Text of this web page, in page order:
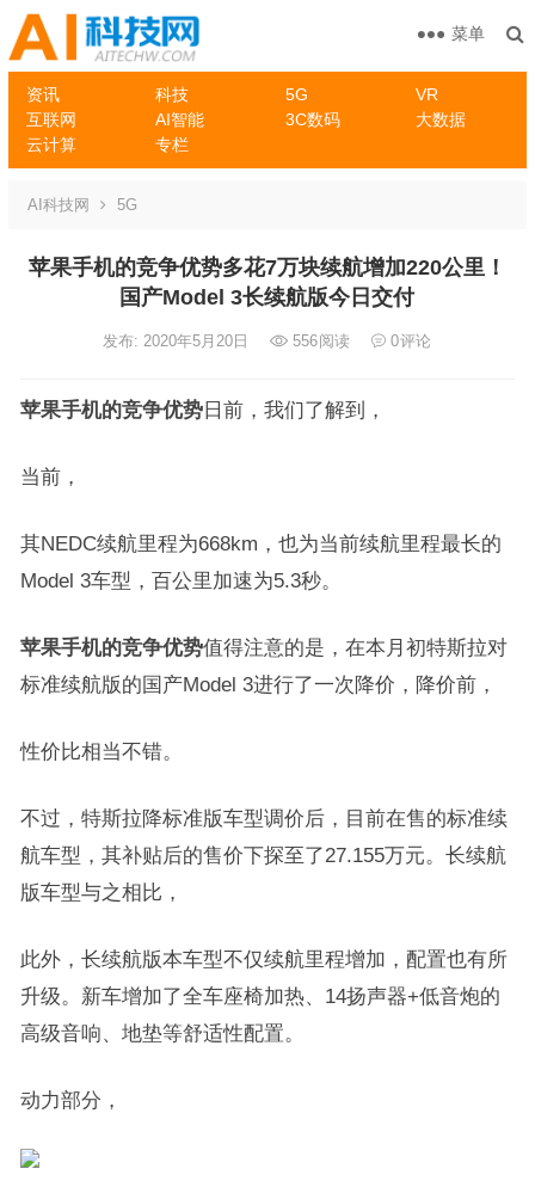
资讯 科技 5G
VR
互联网
AI智能 3C数码
大数据
云计算
专栏
菜单
AI科技网 5G
苹果手机的竞争优势多花7万块续航增加220公里！
国产Model 3长续航版今日交付
发布: 2020年5月20日 556阅读 0评论
苹果手机的竞争优势日前，我们了解到，
当前，
其NEDC续航里程为668km，也为当前续航里程最长的
Model 3车型，百公里加速为5.3秒。
苹果手机的竞争优势值得注意的是，在本月初特斯拉对
标准续航版的国产Model 3进行了一次降价，降价前，
性价比相当不错。
不过，特斯拉降标准版车型调价后，目前在售的标准续
航车型，其补贴后的售价下探至了27.155万元。长续航
版车型与之相比，
此外，长续航版本车型不仅续航里程增加，配置也有所
升级。新车增加了全车座椅加热、14扬声器+低音炮的
高级音响、地垫等舒适性配置。
动力部分，